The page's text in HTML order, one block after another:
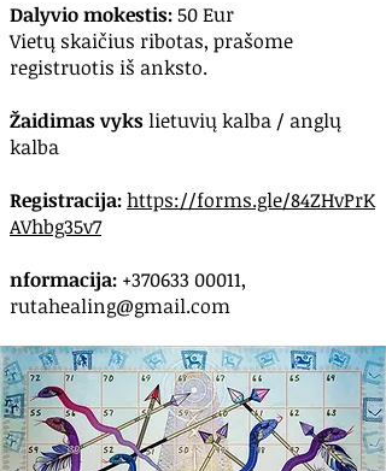
Dalyvio mokestis:50 Eur
Vietų skaičius ribotas, prašome
registruotis iš anksto.
Žaidimas vykslietuvių kalba / anglų
kalba
Registracija:https://forms.gle/84ZHvPrK
AVhbg35v7
nformacija: +370633 00011,
rutahealing@gmail.com